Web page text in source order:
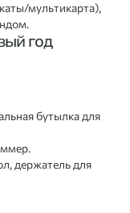
мультикарта),
год
бутылка для
держатель для